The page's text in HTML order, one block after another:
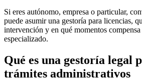
Si eres autónomo, empresa o particular,
puede asumir una gestoría para licencias,
intervención y en qué momentos
especializado.
Qué es una gestoría legal
trámites administrativos